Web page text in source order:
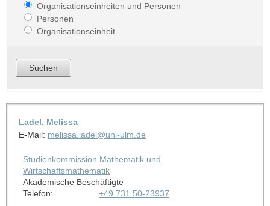
Organisationseinheiten und Personen
Personen
Organisationseinheit
Ladel, Melissa
E-Mail: melissa.ladel@uni-ulm.de
Studienkommission Mathematik und
Wirtschaftsmathematik
Akademische Beschäftigte
Telefon:
+49 731 50-23937